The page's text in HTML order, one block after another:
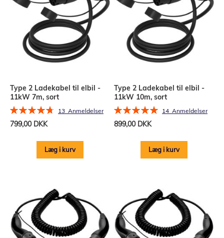
Type 2 Ladekabel til elbil -
11kW 7m, sort
Bedømmelse:
13 Anmeldelser
799,00 DKK
Læg i kurv
Type 2 Ladekabel til elbil -
11kW 10m, sort
Bedømmelse:
14Anmeldelser
899,00 DKK
Læg i kurv